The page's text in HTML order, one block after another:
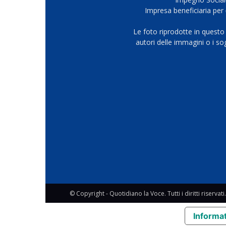
Impresa beneficiaria
Le foto riprodotte in
autori delle immagini o i
© Copyright - Quotidiano la Voce. Tutti i diritti riservati.